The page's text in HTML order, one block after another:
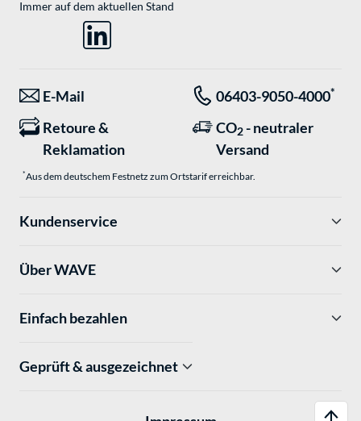
Immer auf dem aktuellen Stand
E-Mail 06403-9050-4000*
Retoure &
Reklamation
CO2 - neutraler
Versand
*Aus dem deutschem Festnetz zum Ortstarif erreichbar.
Kundenservice
Über WAVE
Einfach bezahlen
Geprüft & ausgezeichnet